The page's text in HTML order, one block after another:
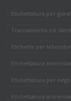
Etichettatura per
Tracciamento ed
Etichette per
Etichettatura
Etichettatura per
Etichettatura